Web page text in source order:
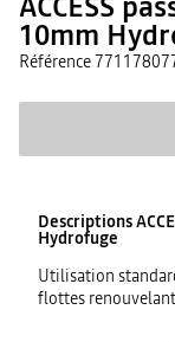
10mm
Référence
Descriptions
Hydrofuge
Utilisation
flottes